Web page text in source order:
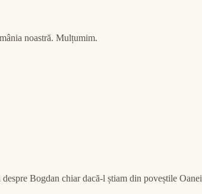
noastră. Mulțumim.
Bogdan chiar dacă-l știam din poveștile